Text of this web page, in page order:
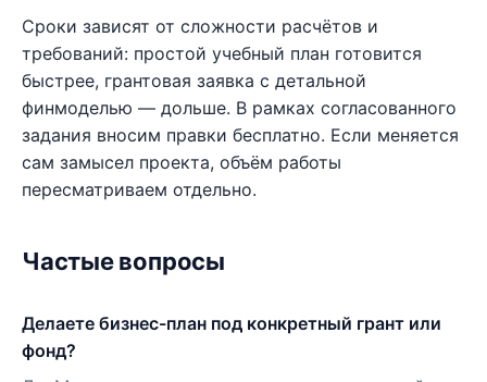
Сроки зависят от сложности расчётов и
требований: простой учебный план готовится
быстрее, грантовая заявка с детальной
финмоделью — дольше. В рамках согласованного
задания вносим правки бесплатно. Если меняется
сам замысел проекта, объём работы
пересматриваем отдельно.
Частые вопросы
Делаете бизнес-план под конкретный грант или
фонд?